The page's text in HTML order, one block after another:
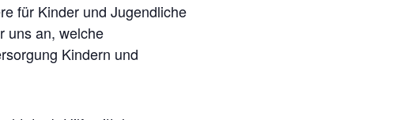
für Kinder und Jugendliche
uns an, welche
Kindern und